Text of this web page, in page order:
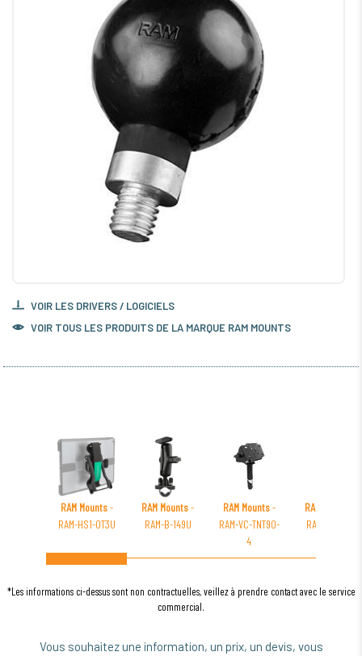
VOIR LES DRIVERS / LOGICIELS
VOIR TOUS LES PRODUITS DE LA MARQUE RAM MOUNTS
RAM Mounts-
RAM-HS1-OT3U
RAM Mounts-
RAM-B-149U
RAM Mounts-
RAM-VC-TNT90-
4
RAM Mounts
RAM-B-149Z-
*Les informations ci-dessus sont non contractuelles, veillez à prendre contact avec le service
commercial.
Vous souhaitez une information, un prix, un devis, vous